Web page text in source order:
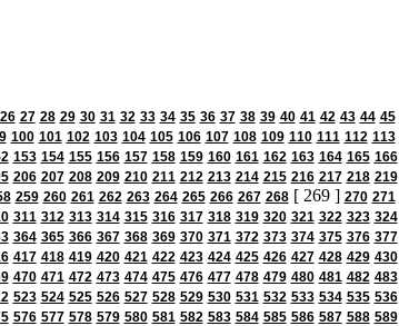
26 27 28 29 30 31 32 33 34 35 36 37 38 39 40 41 42 43 44 45
100 101 102 103 104 105 106 107 108 109 110 111 112 113
153 154 155 156 157 158 159 160 161 162 163 164 165 166
206 207 208 209 210 211 212 213 214 215 216 217 218 219
259 260 261 262 263 264 265 266 267 268[ 269 ] 270 271
311 312 313 314 315 316 317 318 319 320 321 322 323 324
364 365 366 367 368 369 370 371 372 373 374 375 376 377
417 418 419 420 421 422 423 424 425 426 427 428 429 430
470 471 472 473 474 475 476 477 478 479 480 481 482 483
523 524 525 526 527 528 529 530 531 532 533 534 535 536
576 577 578 579 580 581 582 583 584 585 586 587 588 589